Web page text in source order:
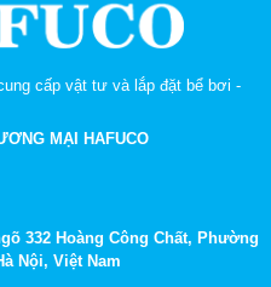
cấp vật tư và lắp đặt bể bơi -
MẠI HAFUCO
332 Hoàng Công Chất, Phường
Nội, Việt Nam